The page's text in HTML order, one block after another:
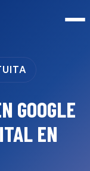
GOOGLE
EN